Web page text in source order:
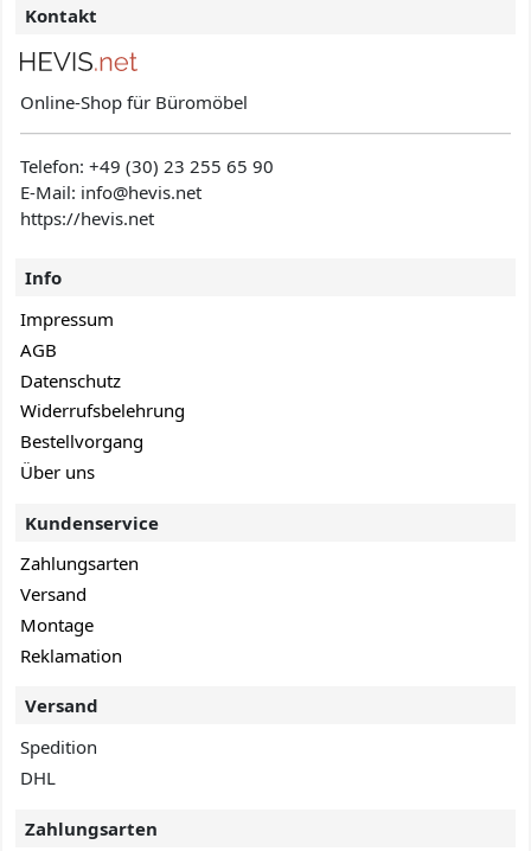
Kontakt
Online-Shop für Büromöbel
Telefon:+49 (30) 23 255 65 90
E-Mail: info@hevis.net
https://hevis.net
Info
Impressum
AGB
Datenschutz
Widerrufsbelehrung
Bestellvorgang
Über uns
Kundenservice
Zahlungsarten
Versand
Montage
Reklamation
Versand
Spedition
DHL
Zahlungsarten